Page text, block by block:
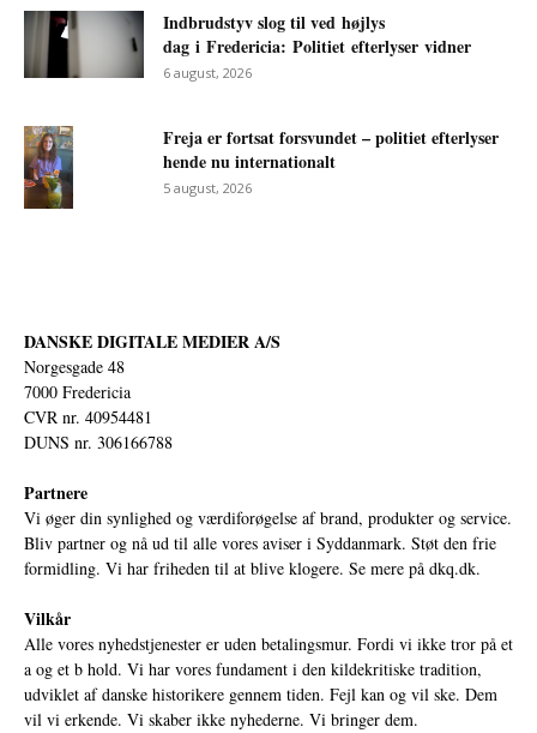
Indbrudstyv slog til ved højlys
dag i Fredericia: Politiet efterlyser vidner
6 august, 2026
Freja er fortsat forsvundet – politiet efterlyser
hende nu internationalt
5 august, 2026
DANSKE DIGITALE MEDIER A/S
Norgesgade 48
7000 Fredericia
CVR nr. 40954481
DUNS nr. 306166788
Partnere
Vi øger din synlighed og værdiforøgelse af brand, produkter og service.
Bliv partner og nå ud til alle vores aviser i Syddanmark. Støt den frie
formidling. Vi har friheden til at blive klogere. Se mere på dkq.dk.
Vilkår
Alle vores nyhedstjenester er uden betalingsmur. Fordi vi ikke tror på et
a og et b hold. Vi har vores fundament i den kildekritiske tradition,
udviklet af danske historikere gennem tiden. Fejl kan og vil ske. Dem
vil vi erkende. Vi skaber ikke nyhederne. Vi bringer dem.